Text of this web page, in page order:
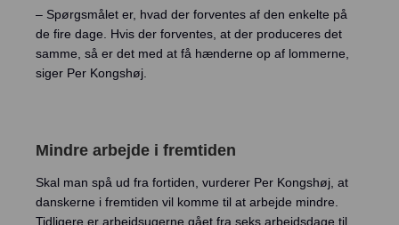
– Spørgsmålet er, hvad der forventes af den enkelte på
de fire dage. Hvis der forventes, at der produceres det
samme, så er det med at få hænderne op af lommerne,
siger Per Kongshøj.
Mindre arbejde i fremtiden
Skal man spå ud fra fortiden, vurderer Per Kongshøj, at
danskerne i fremtiden vil komme til at arbejde mindre.
Tidligere er arbejdsugerne gået fra seks arbejdsdage til